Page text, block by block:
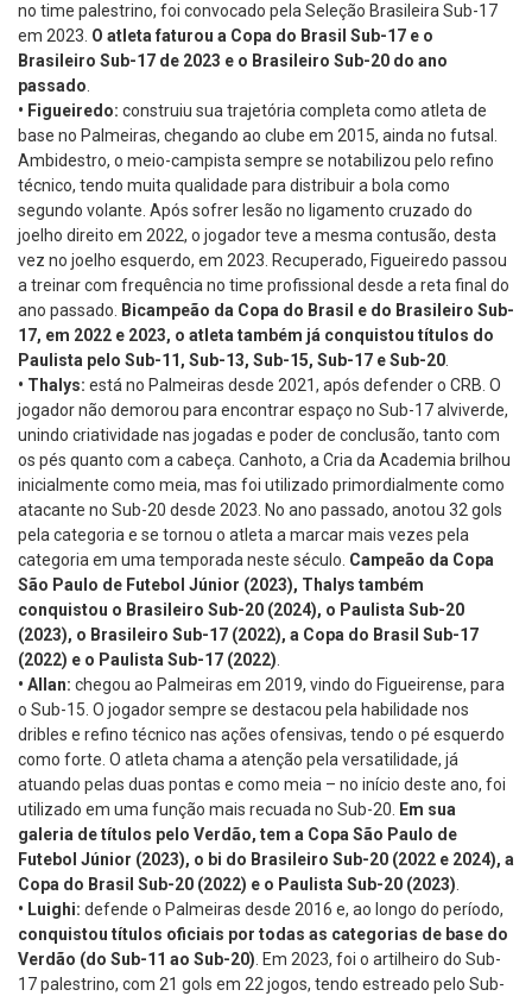
no time palestrino, foi convocado pela Seleção Brasileira Sub-17
em 2023. O atleta faturou a Copa do Brasil Sub-17 e o
Brasileiro Sub-17 de 2023 e o Brasileiro Sub-20 do ano
passado
• Figueiredo: construiu sua trajetória completa como atleta de
base no Palmeiras, chegando ao clube em 2015, ainda no futsal.
Ambidestro, o meio-campista sempre se notabilizou pelo refino
técnico, tendo muita qualidade para distribuir a bola como
segundo volante. Após sofrer lesão no ligamento cruzado do
joelho direito em 2022, o jogador teve a mesma contusão, desta
vez no joelho esquerdo, em 2023. Recuperado, Figueiredo passou
a treinar com frequência no time profissional desde a reta final do
ano passado.
Bicampeão da Copa do Brasil e do Brasileiro Sub-
17, em 2022 e 2023, o atleta também já conquistou títulos do
Paulista pelo Sub-11, Sub-13, Sub-15, Sub-17 e Sub-20
• Thalys: está no Palmeiras desde 2021, após defender o CRB. O
jogador não demorou para encontrar espaço no Sub-17 alviverde,
unindo criatividade nas jogadas e poder de conclusão, tanto com
os pés quanto com a cabeça. Canhoto, a Cria da Academia brilhou
inicialmente como meia, mas foi utilizado primordialmente como
atacante no Sub-20 desde 2023. No ano passado, anotou 32 gols
pela categoria e se tornou o atleta a marcar mais vezes pela
categoria em uma temporada neste século. Campeão da Copa
São Paulo de Futebol Júnior (2023), Thalys também
conquistou o Brasileiro Sub-20 (2024), o Paulista Sub-20
(2023), o Brasileiro Sub-17 (2022), a Copa do Brasil Sub-17
(2022) e o Paulista Sub-17 (2022)
• Allan: chegou ao Palmeiras em 2019, vindo do Figueirense, para
o Sub-15. O jogador sempre se destacou pela habilidade nos
dribles e refino técnico nas ações ofensivas, tendo o pé esquerdo
como forte. O atleta chama a atenção pela versatilidade, já
atuando pelas duas pontas e como meia – no início deste ano, foi
utilizado em uma função mais recuada no Sub-20.
Em sua
galeria de títulos pelo Verdão, tem a Copa São Paulo de
Futebol Júnior (2023), o bi do Brasileiro Sub-20 (2022 e 2024), a
Copa do Brasil Sub-20 (2022) e o Paulista Sub-20 (2023)
• Luighi: defende o Palmeiras desde 2016 e, ao longo do período,
conquistou títulos oficiais por todas as categorias de base do
Verdão (do Sub-11 ao Sub-20) . Em 2023, foi o artilheiro do Sub-
17 palestrino, com 21 gols em 22 jogos, tendo estreado pelo Sub-